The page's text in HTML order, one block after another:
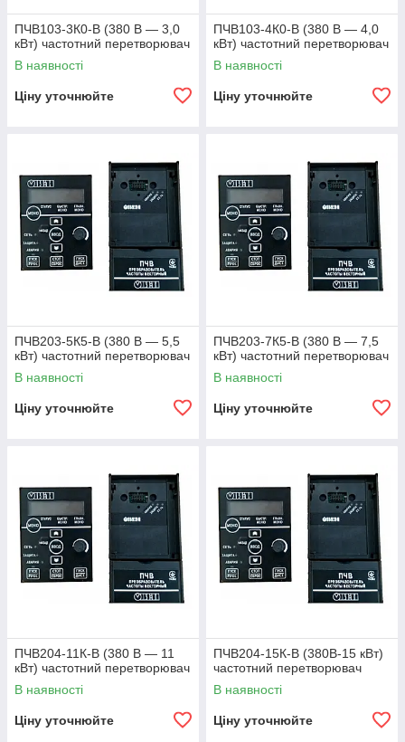
ПЧВ103-3К0-В (380 В — 3,0
кВт) частотний перетворювач
В наявності
Ціну уточнюйте
ПЧВ103-4К0-В (380 В — 4,0
кВт) частотний перетворювач
В наявності
Ціну уточнюйте
ПЧВ203-5К5-В (380 В — 5,5
кВт) частотний перетворювач
В наявності
Ціну уточнюйте
ПЧВ203-7К5-В (380 В — 7,5
кВт) частотний перетворювач
В наявності
Ціну уточнюйте
ПЧВ204-11К-В (380 В — 11
кВт) частотний перетворювач
В наявності
Ціну уточнюйте
ПЧВ204-15К-В (380В-15 кВт)
частотний перетворювач
В наявності
Ціну уточнюйте